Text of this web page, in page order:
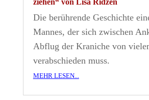
Die berührende Geschichte
Mannes, der sich zwischen
Abflug der Kraniche von
verabschieden muss.
mehr lesen...